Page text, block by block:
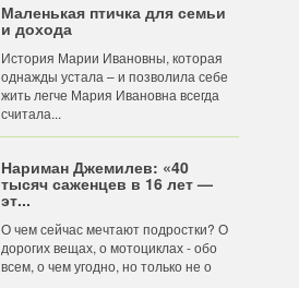
Маленькая птичка для семьи
и дохода
История Марии Ивановны, которая
однажды устала – и позволила себе
жить легче Мария Ивановна всегда
считала...
Нариман Джемилев: «40
тысяч саженцев в 16 лет —
эт...
О чем сейчас мечтают подростки? О
дорогих вещах, о мотоциклах - обо
всем, о чем угодно, но только не о